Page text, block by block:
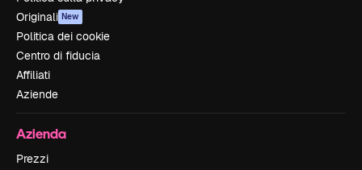
Originali New
Politica dei cookie
Centro di fiducia
Affiliati
Aziende
Azienda
Prezzi